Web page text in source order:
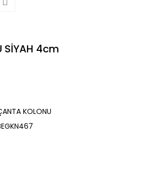
SİYAH 4cm
KOLONU